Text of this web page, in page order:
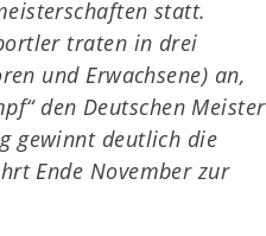
statt.
traten in drei
und Erwachsene) an,
den Deutschen Meister
gewinnt deutlich die
Ende November zur